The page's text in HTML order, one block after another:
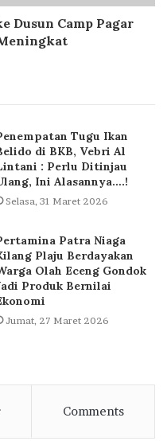
Dusun Camp Pagar
Tugu Ikan
di BKB, Vebri Al
: Perlu Ditinjau
Ini Alasannya….!
Selasa, 31 Maret 2026
Patra Niaga
Plaju Berdayakan
Olah Eceng Gondok
Produk Bernilai
Jumat, 27 Maret 2026
Comments